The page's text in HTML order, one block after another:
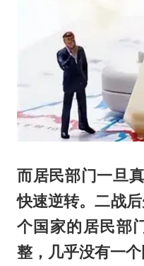
而居民部门一旦
快速逆转。二战
个国家的居民部
整，几乎没有一